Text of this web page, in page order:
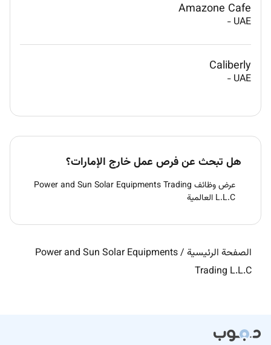
Amazone Cafe
UAE
-
Caliberly
UAE
-
هل تبحث عن فرص عمل خارج الإمارات؟
عرض وظائف Power and Sun Solar Equipments Trading
L.L.C العالمية
الصفحة الرئيسية /
Power and Sun Solar Equipments
Trading L.L.C